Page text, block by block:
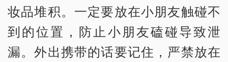
妆品堆积。一定要放在小朋友触碰不
到的位置，防止小朋友磕碰导致泄
漏。外出携带的话要记住，严禁放在